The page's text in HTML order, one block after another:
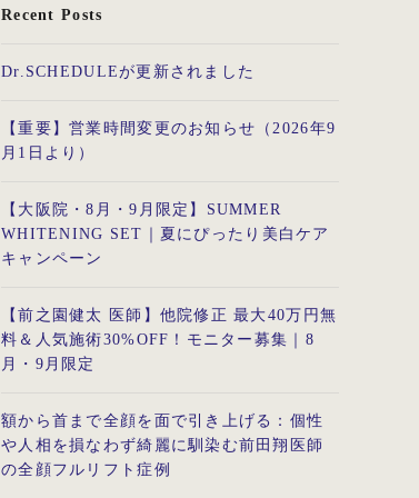
Recent Posts
Dr.SCHEDULEが更新されました
【重要】営業時間変更のお知らせ（2026年9
月1日より）
【大阪院・8月・9月限定】SUMMER
WHITENING SET｜夏にぴったり美白ケア
キャンペーン
【前之園健太 医師】他院修正 最大40万円無
料＆人気施術30%OFF！モニター募集｜8
月・9月限定
額から首まで全顔を面で引き上げる：個性
や人相を損なわず綺麗に馴染む前田翔医師
の全顔フルリフト症例